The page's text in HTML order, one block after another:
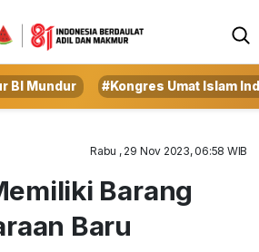
BI Mundur #Kongres Umat Islam
Rabu , 29 Nov 2023, 06:58 WIB
Barang
Baru